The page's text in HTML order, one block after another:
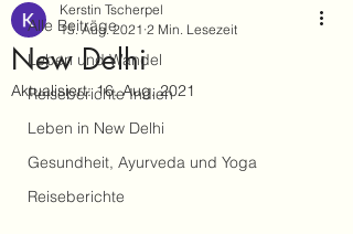
Alle Beiträge
Leben und Wandel
Reiseberichte Indien
Leben in New Delhi
Gesundheit, Ayurveda und Yoga
Reiseberichte
New Delhi
Kerstin Tscherpel
15. Aug. 2021 2 Min. Lesezeit
Aktualisiert:16. Aug. 2021